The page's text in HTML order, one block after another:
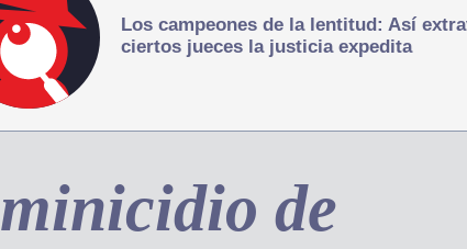
Los campeones de la lentitud: Así
ciertos jueces la justicia expedita
de